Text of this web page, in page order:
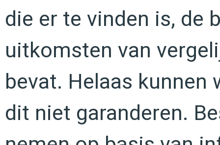
die er te vinden is, de
uitkomsten van
bevat. Helaas kunnen
dit niet garanderen.